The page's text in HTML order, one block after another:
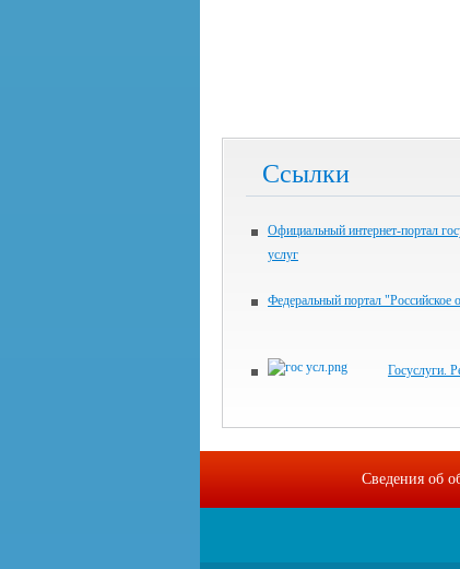
Ссылки
Официальный интернет-портал
услуг
Федеральный портал "Российское
Госуслуги.
Сведения об